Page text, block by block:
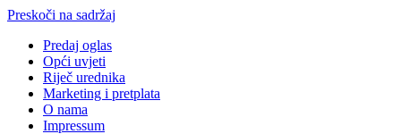
Preskoči na sadržaj
Predaj oglas
Opći uvjeti
Riječ urednika
Marketing i pretplata
O nama
Impressum